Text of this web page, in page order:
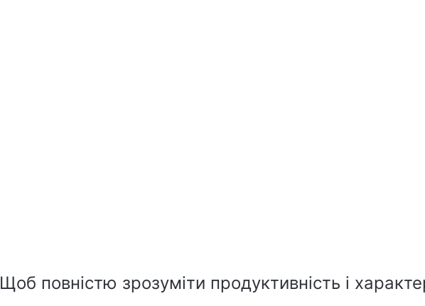
Щоб повністю зрозуміти продуктивність і